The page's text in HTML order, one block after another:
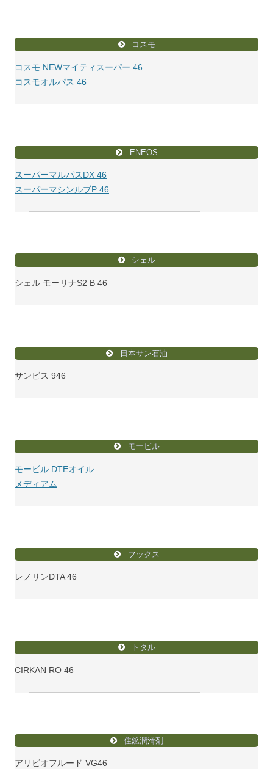
コスモ
コスモ NEWマイティスーパー 46
コスモオルパス 46
ENEOS
スーパーマルパスDX 46
スーパーマシンルブP 46
シェル
シェル モーリナS2 B 46
日本サン石油
サンビス 946
モービル
モービル DTEオイル
メディアム
フックス
レノリンDTA 46
トタル
CIRKAN RO 46
住鉱潤滑剤
アリビオフルード VG46